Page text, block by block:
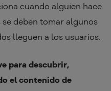
cuando alguien hace
se deben tomar algunos
lleguen a los usuarios.
para descubrir,
el contenido de